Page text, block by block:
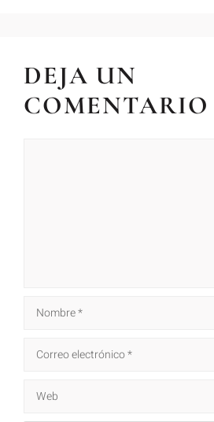
DEJA UN
COMENTARIO